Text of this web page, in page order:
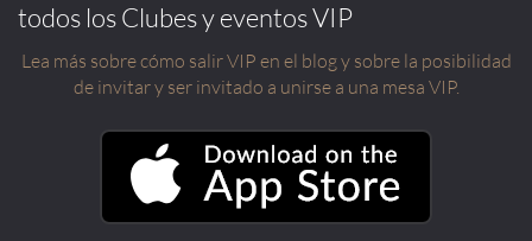
todos los Clubes y eventos VIP
Lea más sobre cómo salir VIP en el blog y sobre la posibilidad
de invitar y ser invitado a unirse a una mesa VIP.